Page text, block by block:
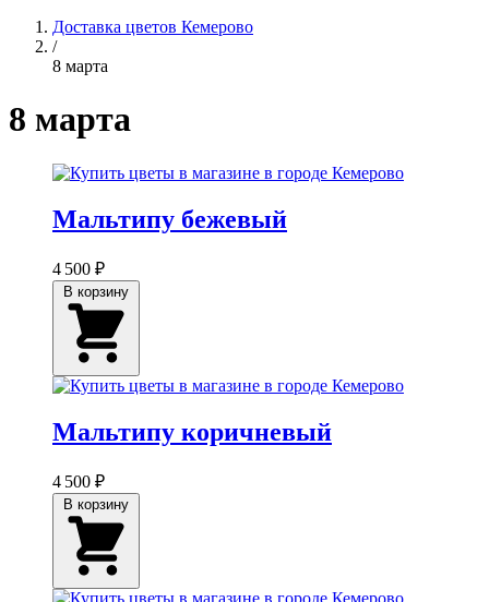
Доставка цветов Кемерово
/
8 марта
8 марта
Мальтипу бежевый
4 500 ₽
Мальтипу коричневый
4 500 ₽